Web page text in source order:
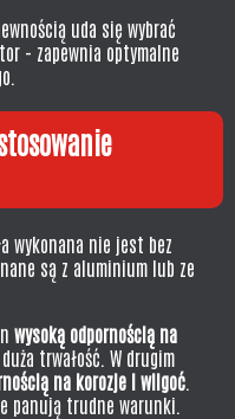
uda się wybrać
- zapewnia optymalne
wykonana nie jest bez
są z aluminium lub ze
wysoką odpornością na
trwałość. W drugim
na korozje i wilgoć
panują trudne warunki.